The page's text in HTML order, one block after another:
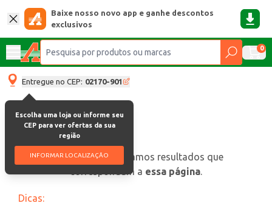
Baixe nosso novo app e ganhe descontos
exclusivos
0
Entregue no CEP: 02170-901
Escolha uma loja ou informe seu
CEP para ver ofertas da sua
região
INFORMAR LOCALIZAÇÃO
oops, não encontramos resultados que
correspondam a essa página.
Dicas: